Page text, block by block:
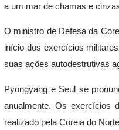
a um mar de chamas e
O ministro de Defesa da
início dos exercícios
suas ações autodestrutivas
Pyongyang e Seul se
anualmente. Os exercícios
realizado pela Coreia do